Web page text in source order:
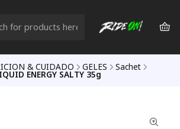
& CUIDADO GELES Sachet
ENERGY SALTY 35g